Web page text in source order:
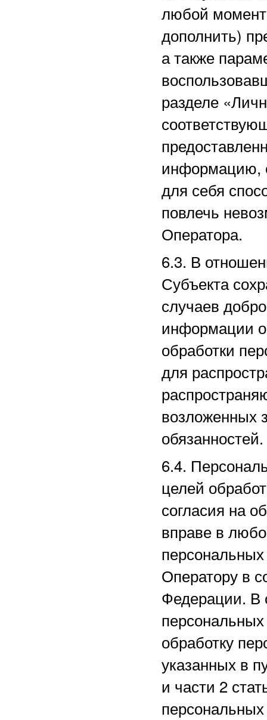
любой момент
дополнить)
а также
разделе
информацию,
для себя
повлечь
Оператора.
6.3. В
Субъекта
случаев
информации
обработки
для
возложенных
обязанностей.
6.4.
целей
согласия на
вправе в
Оператору в
Федерации. В
обработку
указанных в
и части 2